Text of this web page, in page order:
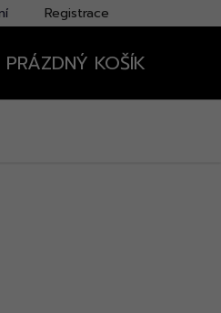
Registrace
PRÁZDNÝ KOŠÍK